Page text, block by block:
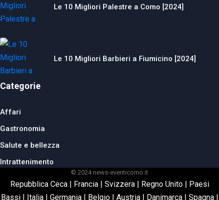
Le 10 Migliori Palestre a Como [2024]
Le 10 Migliori Barbieri a Fiumicino [2024]
Categorie
Affari
Gastronomia
Salute e bellezza
Intrattenimento
© 2024 news-eventicomo.it
Repubblica Ceca| Francia| Svizzera| Regno Unito| Paesi
Bassi| Italia| Germania| Belgio| Austria| Danimarca| Spagna|